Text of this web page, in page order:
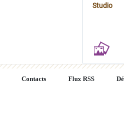
Studio
Contacts Flux RSS